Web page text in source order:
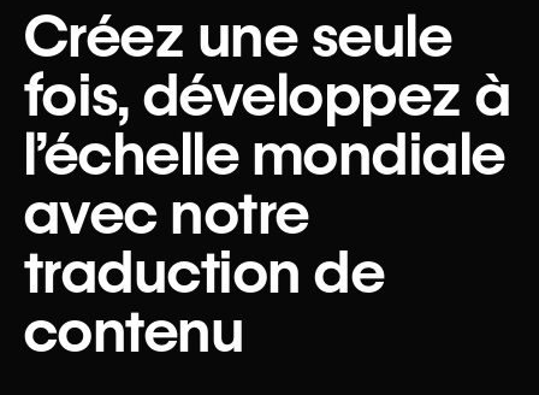
Créez une seule
fois, développez à
l’échelle mondiale
avec notre
traduction de
contenu